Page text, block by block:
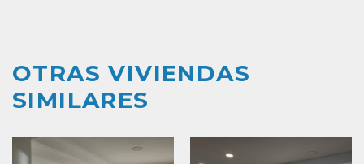
OTRAS VIVIENDAS
SIMILARES